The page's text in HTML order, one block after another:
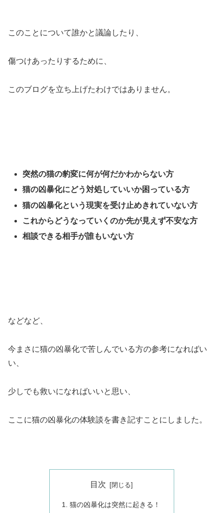
このことについて誰かと議論したり、
傷つけあったりするために、
このブログを立ち上げたわけではありません。
突然の猫の豹変に何が何だかわからない方
猫の凶暴化にどう対処していいか困っている方
猫の凶暴化という現実を受け止めきれていない方
これからどうなっていくのか先が見えず不安な方
相談できる相手が誰もいない方
などなど、
今まさに猫の凶暴化で苦しんでいる方の参考になればい
い、
少しでも救いになればいいと思い、
ここに猫の凶暴化の体験談を書き記すことにしました。
目次
猫の凶暴化は突然に起きる！